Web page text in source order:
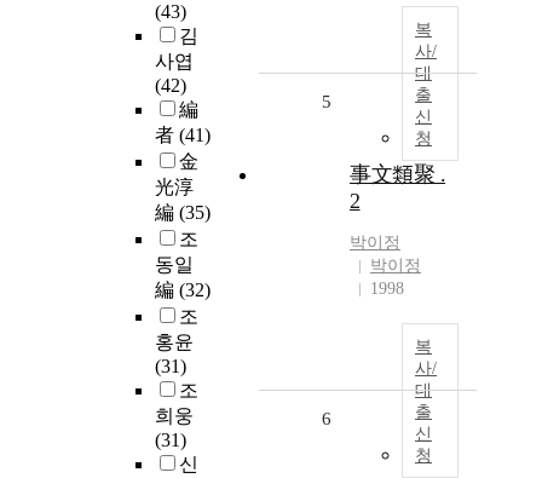
(43)
김
사엽
(42)
編
者 (41)
金
光淳
編 (35)
조
동일
編 (32)
조
홍윤
(31)
조
희웅
(31)
신
복
사/
대
출
신
청
5
事文類聚 .
2
박이정
박이정
1998
복
사/
대
출
신
청
6